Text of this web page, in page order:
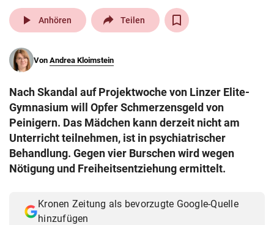
pin_drop
Wien arrow_right
search
eingeben
© Krone Multimedia GmbH & Co KG 2026
Muthgasse 2, 1190 Wien
play_arrow Anhören Teilen
Von Andrea Kloimstein
Nach Skandal auf Projektwoche von Linzer Elite-
Gymnasium will Opfer Schmerzensgeld von
Peinigern. Das Mädchen kann derzeit nicht am
Unterricht teilnehmen, ist in psychiatrischer
Behandlung. Gegen vier Burschen wird wegen
Nötigung und Freiheitsentziehung ermittelt.
Kronen Zeitung als bevorzugte Google-Quelle
hinzufügen